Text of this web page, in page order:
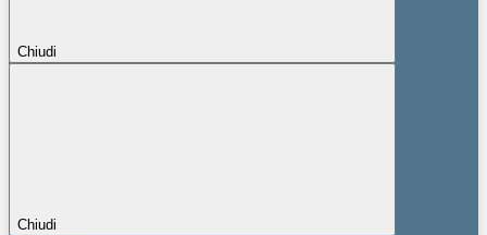
Chiudi
Chiudi